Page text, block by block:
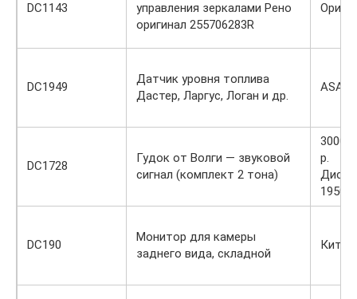
DC1143
управления зеркалами Рено
оригинал 255706283R
DC1949
Датчик уровня топлива
Дастер, Ларгус, Логан и др.
ASAM
DC1728
Гудок от Волги — звуковой
сигнал (комплект 2 тона)
3000 /
р.
1950 р.
DC190
Монитор для камеры
заднего вида, складной
Китай